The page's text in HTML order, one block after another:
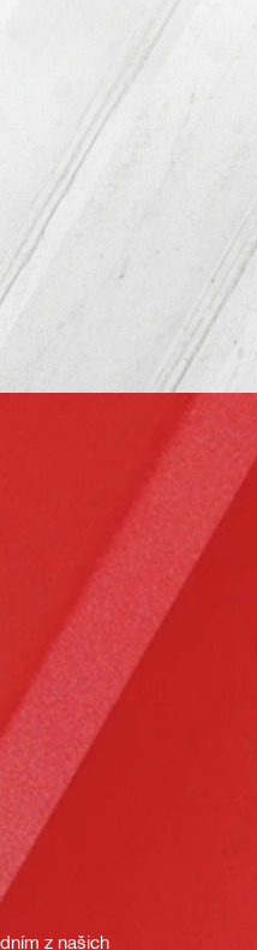
z našich